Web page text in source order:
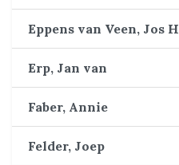
Eppens van Veen, Jos H
Erp, Jan van
Faber, Annie
Felder, Joep